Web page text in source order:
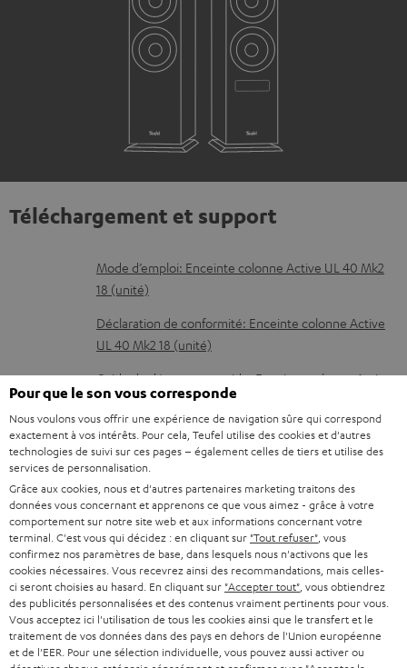
Téléchargement et support
D
o
c
u
m
e
n
t
s
t
é
l
é
c
h
Mode d’emploi: Enceinte colonne Active UL 40 Mk2
18 (unité)
Déclaration de conformité: Enceinte colonne Active
UL 40 Mk2 18 (unité)
Guide de démarrage rapide: Enceinte colonne Active
UL 40 Mk2 18 (unité)
Livret de sécurité: Enceinte colonne Active UL 40
Mk2 18 (unité)
Mode d’emploi: Enceinte colonne UL 40 Mk3 18
(unité)
Déclaration de conformité: Enceinte colonne UL 40
Mk3 18 (unité)
Guide de démarrage rapide: Enceinte colonne UL 40
Mk3 18 (unité)
Livret de sécurité: Enceinte colonne UL 40 Mk3 18
Pour que le son vous corresponde
Nous voulons vous offrir une expérience de navigation sûre qui correspond
exactement à vos intérêts. Pour cela, Teufel utilise des cookies et d'autres
technologies de suivi sur ces pages – également celles de tiers et utilise des
services de personnalisation.
Grâce aux cookies, nous et d'autres partenaires marketing traitons des
données vous concernant et apprenons ce que vous aimez - grâce à votre
comportement sur notre site web et aux informations concernant votre
terminal. C'est vous qui décidez : en cliquant sur "Tout refuser" , vous
confirmez nos paramètres de base, dans lesquels nous n'activons que les
cookies nécessaires. Vous recevrez ainsi des recommandations, mais celles-
ci seront choisies au hasard. En cliquant sur "Accepter tout" , vous obtiendrez
des publicités personnalisées et des contenus vraiment pertinents pour vous.
Vous acceptez ici l'utilisation de tous les cookies ainsi que le transfert et le
traitement de vos données dans des pays en dehors de l'Union européenne
et de l'EER. Pour une sélection individuelle, vous pouvez aussi activer ou